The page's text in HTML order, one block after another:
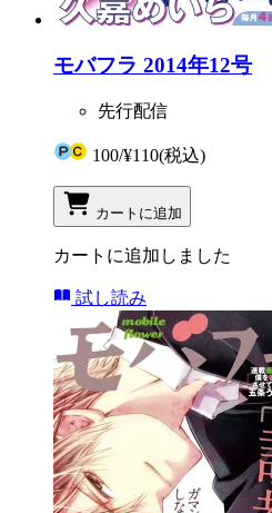
モバフラ 2014年12号
先行配信
100/¥110(税込)
カートに追加
カートに追加しました
試し読み